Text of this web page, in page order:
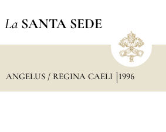
La SANTA SEDE
ANGELUS / REGINA CAELI 1996